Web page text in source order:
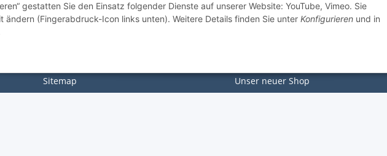
Datenschutz
Sitemap
Sortiment
Unser neuer Shop
gestatten Sie den Einsatz folgender Dienste auf unserer Website: YouTube, Vimeo. Sie
ändern (Fingerabdruck-Icon links unten). Weitere Details finden Sie unter Konfigurieren und in